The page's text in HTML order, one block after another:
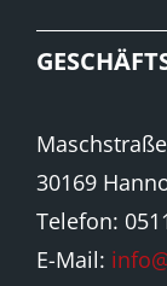
30169
Telefon:
E-Mail: